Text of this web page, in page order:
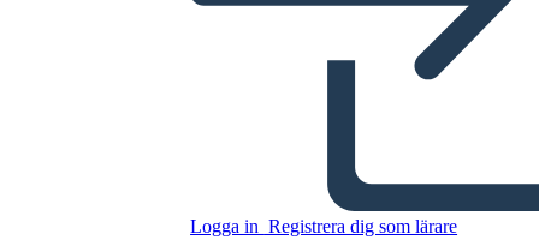
Logga in Registrera dig som lärare